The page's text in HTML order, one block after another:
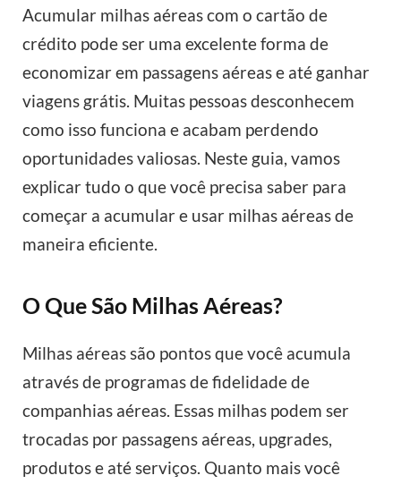
Acumular milhas aéreas com o cartão de
crédito pode ser uma excelente forma de
economizar em passagens aéreas e até ganhar
viagens grátis. Muitas pessoas desconhecem
como isso funciona e acabam perdendo
oportunidades valiosas. Neste guia, vamos
explicar tudo o que você precisa saber para
começar a acumular e usar milhas aéreas de
maneira eficiente.
O Que São Milhas Aéreas?
Milhas aéreas são pontos que você acumula
através de programas de fidelidade de
companhias aéreas. Essas milhas podem ser
trocadas por passagens aéreas, upgrades,
produtos e até serviços. Quanto mais você